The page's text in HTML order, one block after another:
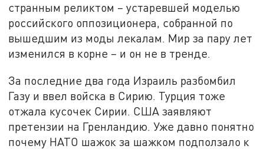
странным реликтом – устаревшей моделью
российского оппозиционера, собранной по
вышедшим из моды лекалам. Мир за пару лет
изменился в корне – и он не в тренде.
За последние два года Израиль разбомбил
Газу и ввел войска в Сирию. Турция тоже
отжала кусочек Сирии. США заявляют
претензии на Гренландию. Уже давно понятно
почему НАТО шажок за шажком подползало к